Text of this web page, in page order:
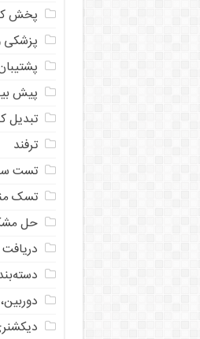
پخش
پزشکی
پیش
تبدیل
ترفند
تست
تسک
حل